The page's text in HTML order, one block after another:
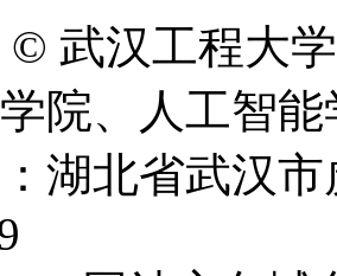
© 武汉工程大
院、人工智能
湖北省武汉